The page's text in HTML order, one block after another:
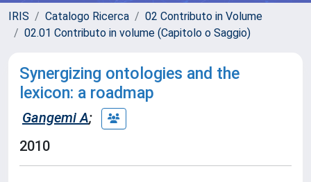
IRIS Catalogo Ricerca
02 Contributo in Volume
02.01 Contributo in volume (Capitolo o Saggio)
Synergizing ontologies and the
lexicon: a roadmap
Gangemi A;
2010